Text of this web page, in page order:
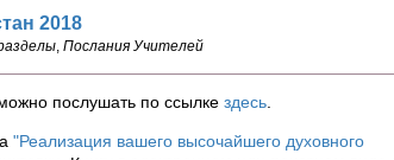
2018
, Послания Учителей
послушать по ссылке здесь.
"Реализация вашего высочайшего духовного